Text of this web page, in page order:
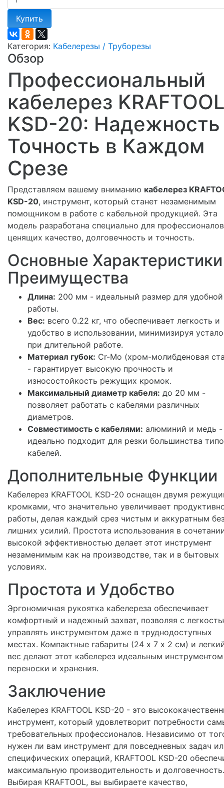
Купить
Категория: Кабелерезы / Труборезы
Обзор
Профессиональный
кабелерез
KSD-20:
Точность в Каждом
Срезе
Представляем вашему вниманию кабелерез
KSD-20, инструмент, который станет незаменимым
помощником в работе с кабельной продукцией. Эта
модель разработана специально для
ценящих качество, долговечность и точность.
Основные
Преимущества
Длина: 200 мм - идеальный размер для удобной
работы.
Вес: всего 0.22 кг, что обеспечивает легкость и
удобство в использовании, минимизируя
при длительной работе.
Материал губок: Cr-Mo (хром-молибденовая
- гарантирует высокую прочность и
износостойкость режущих кромок.
Максимальный диаметр кабеля: до 20 мм -
позволяет работать с кабелями различных
диаметров.
Совместимость с кабелями: алюминий и медь -
идеально подходит для резки большинства
кабелей.
Дополнительные Функции
Кабелерез KRAFTOOL KSD-20 оснащен двумя
кромками, что значительно увеличивает
работы, делая каждый срез чистым и аккуратным
лишних усилий. Простота использования в
высокой эффективностью делает этот инструмент
незаменимым как на производстве, так и в бытовых
условиях.
Простота и Удобство
Эргономичная рукоятка кабелереза обеспечивает
комфортный и надежный захват, позволяя с
управлять инструментом даже в труднодоступных
местах. Компактные габариты (24 х 7 х 2 см) и
вес делают этот кабелерез идеальным
переноски и хранения.
Заключение
Кабелерез KRAFTOOL KSD-20 - это
инструмент, который удовлетворит потребности
требовательных профессионалов. Независимо от
нужен ли вам инструмент для повседневных задач
специфических операций, KRAFTOOL KSD-20
максимальную производительность и долговечность.
Выбирая KRAFTOOL, вы выбираете качество,